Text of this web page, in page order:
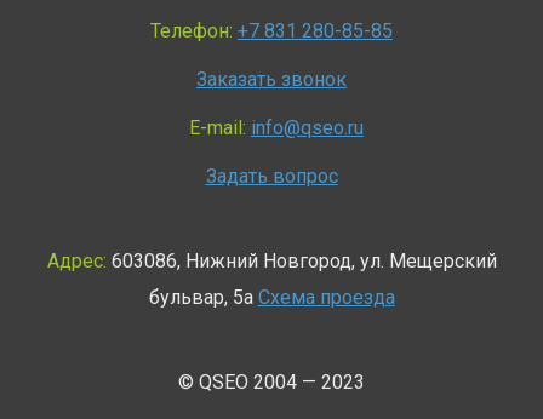
Телефон: +7 831 280-85-85
Заказать звонок
E-mail: info@qseo.ru
Задать вопрос
Адрес: 603086, Нижний Новгород, ул. Мещерский
бульвар, 5а Схема проезда
© QSEO 2004 — 2023